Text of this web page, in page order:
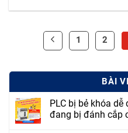
BÀI
PLC bị bẻ khóa
đang bị đánh cắp
1 2